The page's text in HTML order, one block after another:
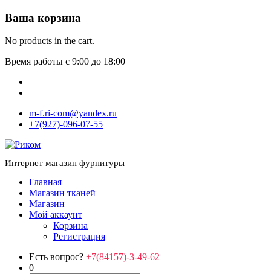
Ваша корзина
No products in the cart.
Время работы с 9:00 до 18:00
m-f.ri-com@yandex.ru
+7(927)-096-07-55
Интернет магазин фурнитуры
Главная
Магазин тканей
Магазин
Мой аккаунт
Корзина
Регистрация
Есть вопрос? +7(84157)-3-49-62
0